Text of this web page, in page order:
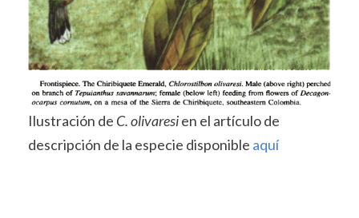
Ilustración de C. olivaresien el artículo de
descripción de la especie disponible aquí